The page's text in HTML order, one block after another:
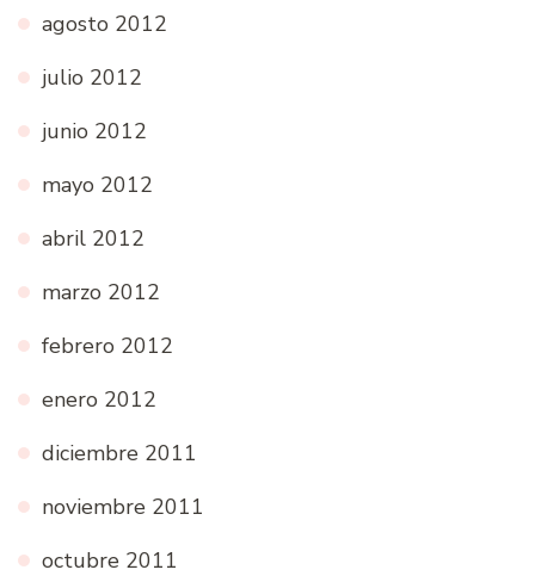
agosto 2012
julio 2012
junio 2012
mayo 2012
abril 2012
marzo 2012
febrero 2012
enero 2012
diciembre 2011
noviembre 2011
octubre 2011